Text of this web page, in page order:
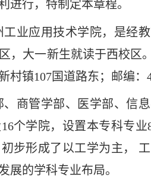
进行，特制定本章程。
工业应用技术学院，是经
，大一新生就读于西校区
镇107国道路东；邮编：
、商管学部、医学部、信
个学院，设置本专科专
步形成了以工学为主，
展的学科专业布局。